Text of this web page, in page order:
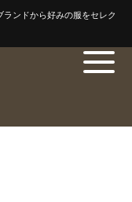
ンドから好みの服をセレク